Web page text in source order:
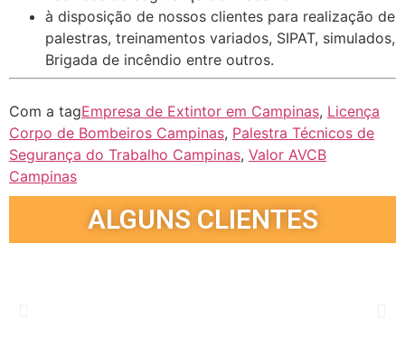
à disposição de nossos clientes para realização de
palestras, treinamentos variados, SIPAT, simulados,
Brigada de incêndio entre outros.
Com a tagEmpresa de Extintor em Campinas, Licença
Corpo de Bombeiros Campinas, Palestra Técnicos de
Segurança do Trabalho Campinas, Valor AVCB
Campinas
ALGUNS CLIENTES